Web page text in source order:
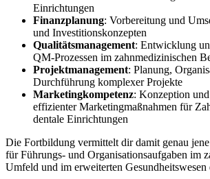
Einrichtungen
Finanzplanung: Vorbereitung und
und Investitionskonzepten
Qualitätsmanagement: Entwicklung
QM-Prozessen im zahnmedizinischen
Projektmanagement: Planung,
Durchführung komplexer Projekte
Marketingkompetenz: Konzeption
effizienter Marketingmaßnahmen für
dentale Einrichtungen
Die Fortbildung vermittelt dir damit genau
für Führungs- und Organisationsaufgaben im
Umfeld und im erweiterten